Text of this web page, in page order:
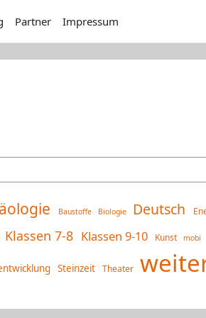
Partner Impressum
Baustoffe Biologie Deutsch
Klassen 7-8 Klassen 9-10 Kunst mobi
Steinzeit Theater